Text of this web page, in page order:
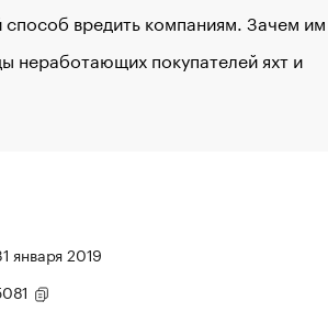
вредить компаниям. Зачем
неработающих покупателей яхт и
января 2019